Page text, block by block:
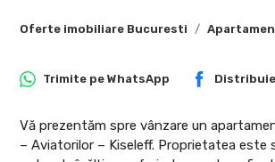
Oferte imobiliare Bucuresti
Trimite pe WhatsApp
Vă prezentăm spre vânzare un
– Aviatorilor – Kiseleff. Proprietatea